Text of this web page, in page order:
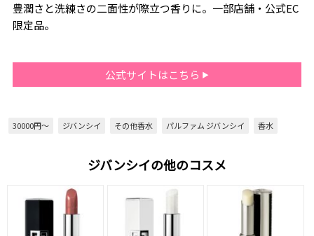
豊潤さと洗練さの二面性が際立つ香りに。一部店舗・公式EC
限定品。
公式サイトはこちら
30000円～ ジバンシイ その他香水 パルファム ジバンシイ 香水
ジバンシイの他のコスメ